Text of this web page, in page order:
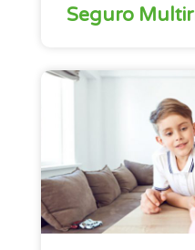
Seguro